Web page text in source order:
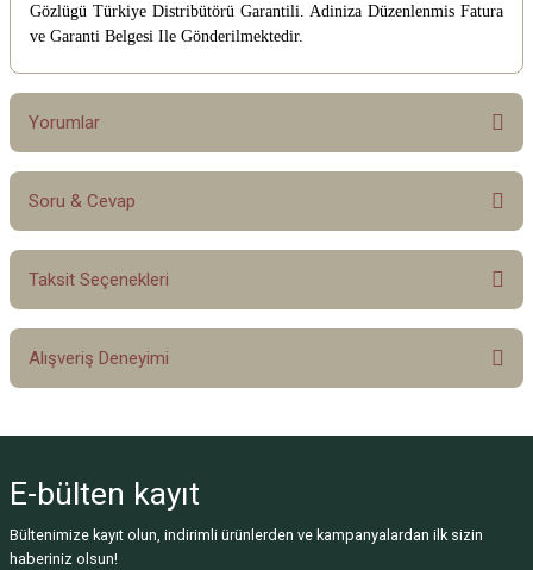
Gözlügü Türkiye Distribütörü Garantili. Adiniza Düzenlenmis Fatura
ve Garanti Belgesi Ile Gönderilmektedir.
Yorumlar
Bu ürüne ilk yorumu siz yapın!
Soru & Cevap
Ürün hakkında henüz soru sorulmamış.
Taksit Seçenekleri
Alışveriş Deneyimi
Deneyimini Paylaş
E-bülten kayıt
Bültenimize kayıt olun, indirimli ürünlerden ve kampanyalardan ilk sizin
haberiniz olsun!